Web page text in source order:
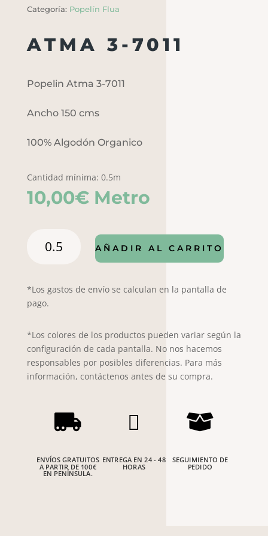
Categoría: Popelín Flua
ATMA 3-7011
Popelin Atma 3-7011
Ancho 150 cms
100% Algodón Organico
Cantidad mínima: 0.5m
10,00€ Metro
AÑADIR AL CARRITO
*Los gastos de envío se calculan en la pantalla de
pago.
*Los colores de los productos pueden variar según la
configuración de cada pantalla. No nos hacemos
responsables por posibles diferencias. Para más
información, contáctenos antes de su compra.

ENVÍOS GRATUITOS
A PARTIR DE 100€
EN PENÍNSULA.

ENTREGA EN 24 - 48
HORAS

SEGUIMIENTO DE
PEDIDO